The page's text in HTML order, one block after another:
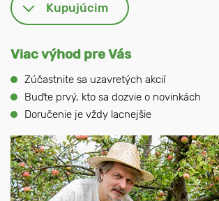
Kupujúcim
Viac výhod pre Vás
Zúčastnite sa uzavretých akcií
Buďte prvý, kto sa dozvie o novinkách
Doručenie je vždy lacnejšie